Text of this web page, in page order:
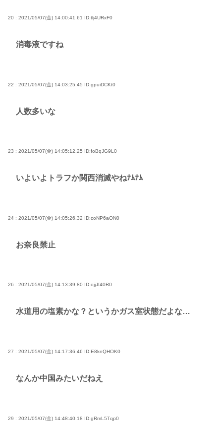
20 : 2021/05/07(金) 14:00:41.61 ID:tlj4URxF0
消毒液ですね
22 : 2021/05/07(金) 14:03:25.45 ID:gpuiDCKt0
人数多いな
23 : 2021/05/07(金) 14:05:12.25 ID:foBqJG9L0
いよいよトラフか関西消滅やねﾅﾑﾅﾑ
24 : 2021/05/07(金) 14:05:26.32 ID:coNP6aON0
お奈良禁止
26 : 2021/05/07(金) 14:13:39.80 ID:ojjJf40R0
水道用の塩素かな？というかガス室状態だよな…
27 : 2021/05/07(金) 14:17:36.46 ID:E8knQHOK0
なんか中国みたいだねえ
29 : 2021/05/07(金) 14:48:40.18 ID:gRmL5Tqp0